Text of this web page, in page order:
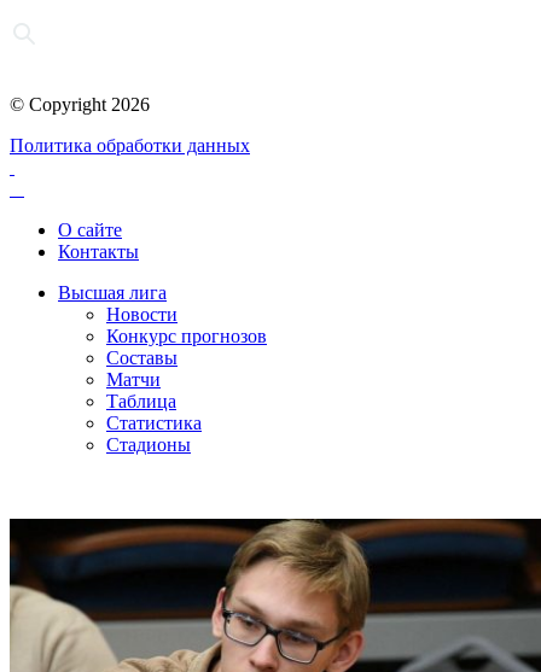
© Copyright 2026
Политика обработки данных
О сайте
Контакты
Высшая лига
Новости
Конкурс прогнозов
Составы
Матчи
Таблица
Статистика
Стадионы